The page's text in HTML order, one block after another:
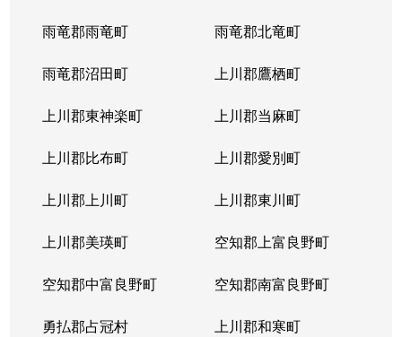
雨竜郡雨竜町 雨竜郡北竜町
雨竜郡沼田町 上川郡鷹栖町
上川郡東神楽町 上川郡当麻町
上川郡比布町 上川郡愛別町
上川郡上川町 上川郡東川町
上川郡美瑛町 空知郡上富良野町
空知郡中富良野町 空知郡南富良野町
勇払郡占冠村 上川郡和寒町